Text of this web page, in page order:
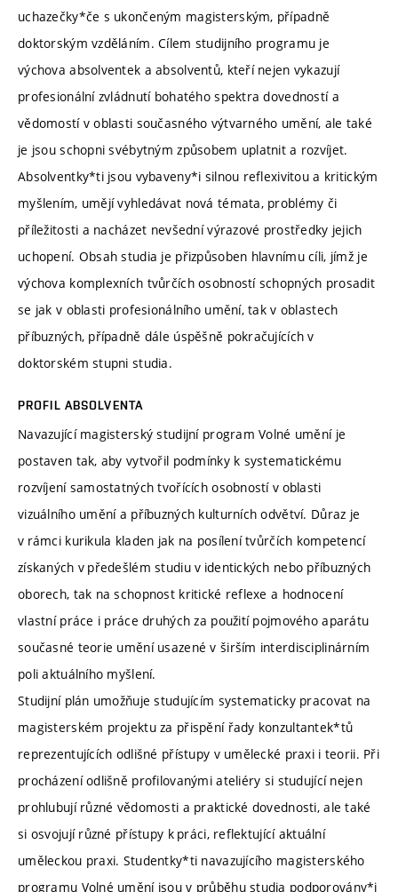
uchazečky*če s ukončeným magisterským, případně
doktorským vzděláním. Cílem studijního programu je
výchova absolventek a absolventů, kteří nejen vykazují
profesionální zvládnutí bohatého spektra dovedností a
vědomostí v oblasti současného výtvarného umění, ale také
je jsou schopni svébytným způsobem uplatnit a rozvíjet.
Absolventky*ti jsou vybaveny*i silnou reflexivitou a kritickým
myšlením, umějí vyhledávat nová témata, problémy či
příležitosti a nacházet nevšední výrazové prostředky jejich
uchopení. Obsah studia je přizpůsoben hlavnímu cíli, jímž je
výchova komplexních tvůrčích osobností schopných prosadit
se jak v oblasti profesionálního umění, tak v oblastech
příbuzných, případně dále úspěšně pokračujících v
doktorském stupni studia.
PROFIL ABSOLVENTA
Navazující magisterský studijní program Volné umění je
postaven tak, aby vytvořil podmínky k systematickému
rozvíjení samostatných tvořících osobností v oblasti
vizuálního umění a příbuzných kulturních odvětví. Důraz je
v rámci kurikula kladen jak na posílení tvůrčích kompetencí
získaných v předešlém studiu v identických nebo příbuzných
oborech, tak na schopnost kritické reflexe a hodnocení
vlastní práce i práce druhých za použití pojmového aparátu
současné teorie umění usazené v širším interdisciplinárním
poli aktuálního myšlení.
Studijní plán umožňuje studujícím systematicky pracovat na
magisterském projektu za přispění řady konzultantek*tů
reprezentujících odlišné přístupy v umělecké praxi i teorii. Při
procházení odlišně profilovanými ateliéry si studující nejen
prohlubují různé vědomosti a praktické dovednosti, ale také
si osvojují různé přístupy k práci, reflektující aktuální
uměleckou praxi. Studentky*ti navazujícího magisterského
programu Volné umění jsou v průběhu studia podporovány*i